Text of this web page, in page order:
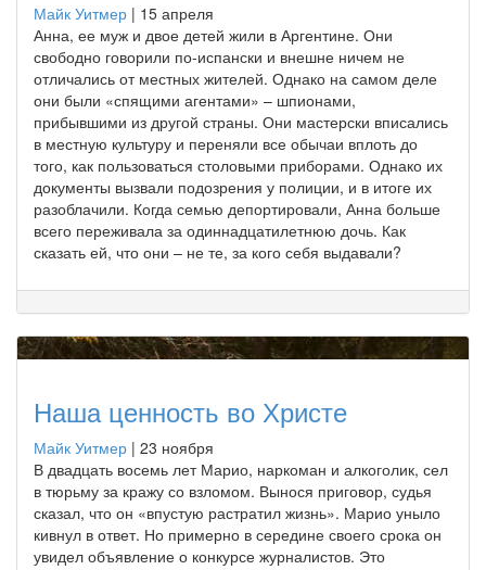
Майк Уитмер | 15 апреля
Анна, ее муж и двое детей жили в Аргентине. Они
свободно говорили по-испански и внешне ничем не
отличались от местных жителей. Однако на самом деле
они были «спящими агентами» – шпионами,
прибывшими из другой страны. Они мастерски вписались
в местную культуру и переняли все обычаи вплоть до
того, как пользоваться столовыми приборами. Однако их
документы вызвали подозрения у полиции, и в итоге их
разоблачили. Когда семью депортировали, Анна больше
всего переживала за одиннадцатилетнюю дочь. Как
сказать ей, что они – не те, за кого себя выдавали?
Наша ценность во Христе
Майк Уитмер | 23 ноября
В двадцать восемь лет Марио, наркоман и алкоголик, сел
в тюрьму за кражу со взломом. Вынося приговор, судья
сказал, что он «впустую растратил жизнь». Марио уныло
кивнул в ответ. Но примерно в середине своего срока он
увидел объявление о конкурсе журналистов. Это